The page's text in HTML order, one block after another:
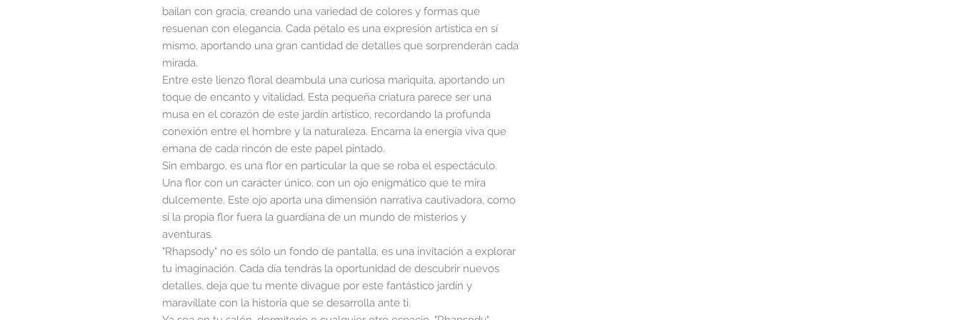
bailan con gracia, creando una variedad de colores y formas que
resuenan con elegancia. Cada pétalo es una expresión artística en sí
mismo, aportando una gran cantidad de detalles que sorprenderán cada
mirada.
Entre este lienzo floral deambula una curiosa mariquita, aportando un
toque de encanto y vitalidad. Esta pequeña criatura parece ser una
musa en el corazón de este jardín artístico, recordando la profunda
conexión entre el hombre y la naturaleza. Encarna la energía viva que
emana de cada rincón de este papel pintado.
Sin embargo, es una flor en particular la que se roba el espectáculo.
Una flor con un carácter único, con un ojo enigmático que te mira
dulcemente. Este ojo aporta una dimensión narrativa cautivadora, como
si la propia flor fuera la guardiana de un mundo de misterios y
aventuras.
"Rhapsody" no es sólo un fondo de pantalla, es una invitación a explorar
tu imaginación. Cada día tendrás la oportunidad de descubrir nuevos
detalles, deja que tu mente divague por este fantástico jardín y
maravíllate con la historia que se desarrolla ante ti.